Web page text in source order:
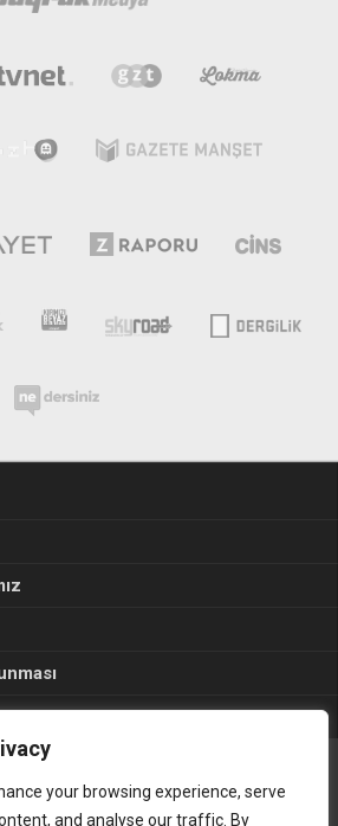
your browsing experience, serve
and analyse our traffic. By
© 2015. Her hakkı sakldır.